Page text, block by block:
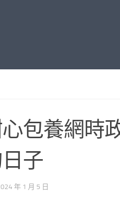
包養網時
子
年 1 月 5 日